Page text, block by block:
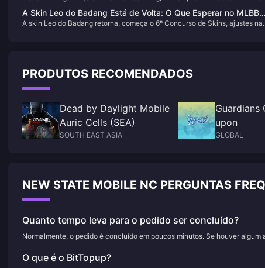
A Skin Leo do Badang Está de Volta: O Que Esperar no MLBB
Neste Julho?
A skin Leo do Badang retorna, começa o 6º Concurso de Skins, ajustes na
PRODUTOS RECOMENDADOS
Dead by Daylight Mobile
Auric Cells (SEA)
SOUTH EAST ASIA
Guardians
upon
GLOBAL
NEW STATE MOBILE NC PERGUNTAS
Quanto tempo leva para o pedido ser concluído?
Normalmente, o pedido é concluído em poucos minutos. Se houver
O que é o BitTopup?